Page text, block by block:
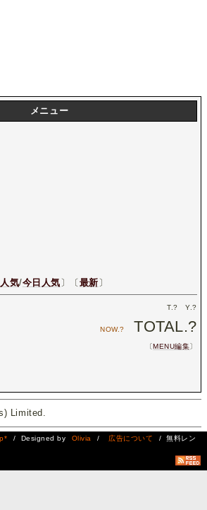
メニュー
人気/今日人気〕〔最新〕
T.? Y.?
NOW.? TOTAL.?
〔MENU編集〕
Limited.
/ Designed by Olivia / 広告について
/ 無料レン